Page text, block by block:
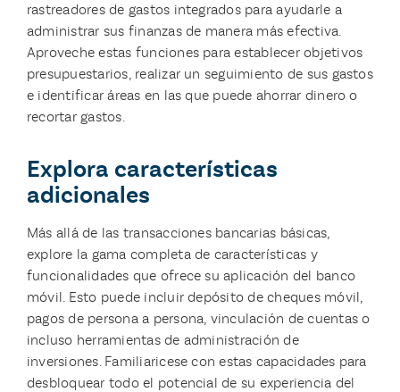
rastreadores de gastos integrados para ayudarle a
administrar sus finanzas de manera más efectiva.
Aproveche estas funciones para establecer objetivos
presupuestarios, realizar un seguimiento de sus gastos
e identificar áreas en las que puede ahorrar dinero o
recortar gastos.
Explora características
adicionales
Más allá de las transacciones bancarias básicas,
explore la gama completa de características y
funcionalidades que ofrece su aplicación del banco
móvil. Esto puede incluir depósito de cheques móvil,
pagos de persona a persona, vinculación de cuentas o
incluso herramientas de administración de
inversiones. Familiaricese con estas capacidades para
desbloquear todo el potencial de su experiencia del